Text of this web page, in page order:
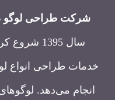
شرکت طراحی لوگو
سال 1395
خدمات طراحی انواع
انجام می‌دهد.